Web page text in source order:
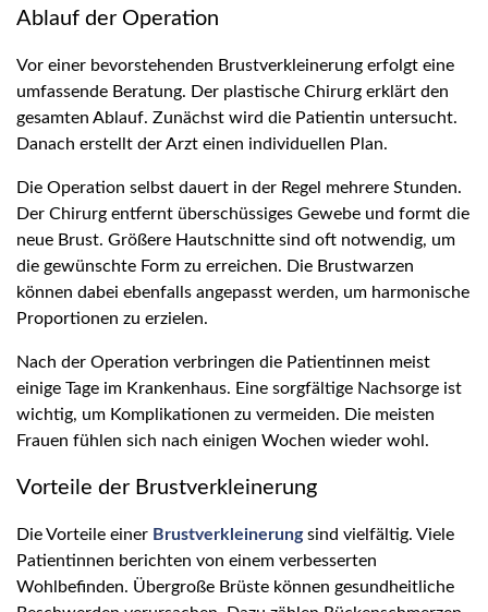
Ablauf der Operation
Vor einer bevorstehenden Brustverkleinerung erfolgt eine
umfassende Beratung. Der plastische Chirurg erklärt den
gesamten Ablauf. Zunächst wird die Patientin untersucht.
Danach erstellt der Arzt einen individuellen Plan.
Die Operation selbst dauert in der Regel mehrere Stunden.
Der Chirurg entfernt überschüssiges Gewebe und formt die
neue Brust. Größere Hautschnitte sind oft notwendig, um
die gewünschte Form zu erreichen. Die Brustwarzen
können dabei ebenfalls angepasst werden, um harmonische
Proportionen zu erzielen.
Nach der Operation verbringen die Patientinnen meist
einige Tage im Krankenhaus. Eine sorgfältige Nachsorge ist
wichtig, um Komplikationen zu vermeiden. Die meisten
Frauen fühlen sich nach einigen Wochen wieder wohl.
Vorteile der Brustverkleinerung
Die Vorteile einer Brustverkleinerungsind vielfältig. Viele
Patientinnen berichten von einem verbesserten
Wohlbefinden. Übergroße Brüste können gesundheitliche